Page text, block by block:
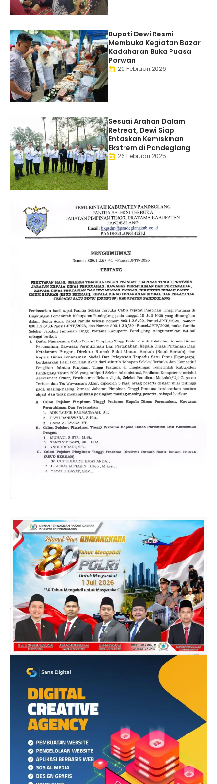
Bupati Dewi Resmi
Membuka Kegiatan Bazar
Kadaharan Buka Puasa
Porwan
20 Februari 2026
Sesuai Arahan Dalam
Retreat, Dewi Siap
Entaskan Kemiskinan
Ekstrem di Pandeglang
26 Februari 2025